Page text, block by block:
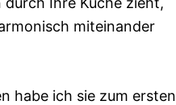
miteinander
habe ich sie zum ersten